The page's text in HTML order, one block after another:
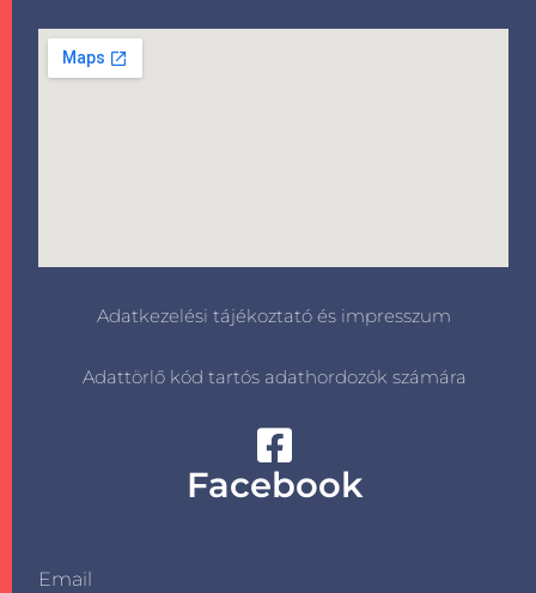
Adatkezelési tájékoztató és impresszum
Adattörlő kód tartós adathordozók számára
Facebook
Email